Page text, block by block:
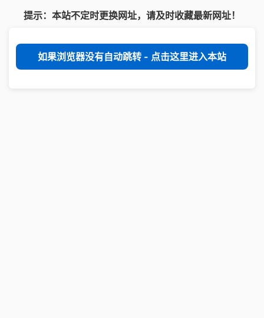
提示：本站不定时更换网址，请及时收藏最新网址！
如果浏览器没有自动跳转 - 点击这里进入本站